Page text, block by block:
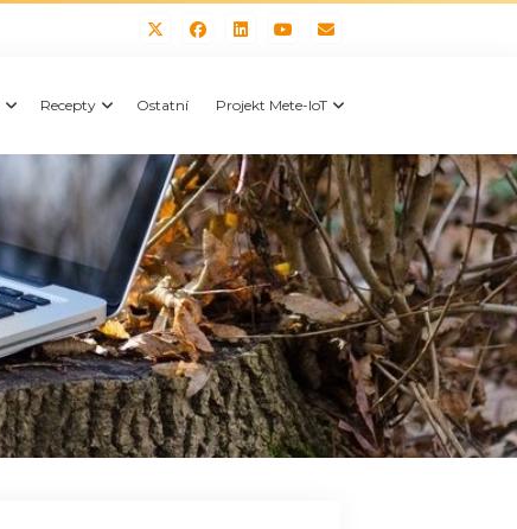
Recepty Ostatní Projekt Mete-IoT